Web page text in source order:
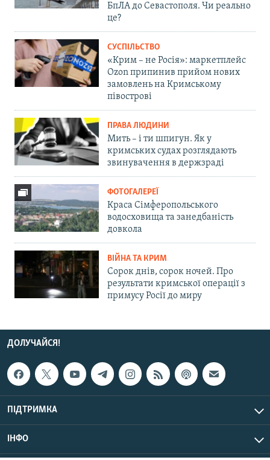
БпЛА до Севастополя. Чи реально
це?
СУСПІЛЬСТВО
«Крим – не Росія»: маркетплейс
Ozon припинив прийом нових
замовлень на Кримському
півострові
ПРАВА ЛЮДИНИ
Мить – і ти шпигун. Як у
кримських судах розглядають
звинувачення в держзраді
ФОТОГАЛЕРЕЇ
Краса Сімферопольського
водосховища та занедбаність
довкола
ВІЙНА ТА КРИМ
Сорок днів, сорок ночей. Про
результати кримської операції з
примусу Росії до миру
ДОЛУЧАЙСЯ!
ПІДТРИМКА
ІНФО